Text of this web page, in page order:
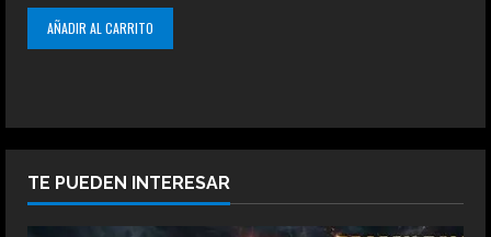
AÑADIR AL CARRITO
TE PUEDEN INTERESAR